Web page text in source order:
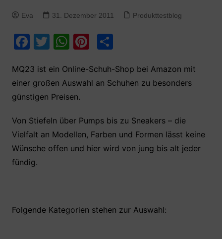
Eva 31. Dezember 2011 Produkttestblog
F
c
e
b
o
o
k
T
itt
er
W
at
s
A
p
p
Pi
er
e
T
le
n
MQ23 ist ein Online-Schuh-Shop bei Amazon mit
einer großen Auswahl an Schuhen zu besonders
günstigen Preisen.
Von Stiefeln über Pumps bis zu Sneakers – die
Vielfalt an Modellen, Farben und Formen lässt keine
Wünsche offen und hier wird von jung bis alt jeder
fündig.
Folgende Kategorien stehen zur Auswahl: